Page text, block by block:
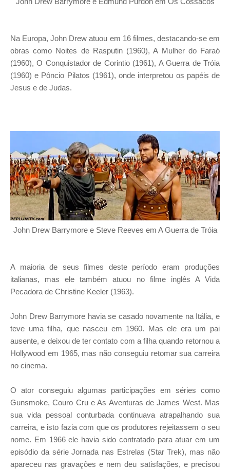
Na Europa, John Drew atuou em 16 filmes, destacando-se em
obras como Noites de Rasputin (1960), A Mulher do Faraó
(1960), O Conquistador de Corintio (1961), A Guerra de Tróia
(1960) e Pôncio Pilatos (1961), onde interpretou os papéis de
Jesus e de Judas.
John Drew Barrymore e Steve Reeves em A Guerra de Tróia
A maioria de seus filmes deste período eram produções
italianas, mas ele também atuou no filme inglês A Vida
Pecadora de Christine Keeler (1963).
John Drew Barrymore havia se casado novamente na Itália, e
teve uma filha, que nasceu em 1960. Mas ele era um pai
ausente, e deixou de ter contato com a filha quando retornou a
Hollywood em 1965, mas não conseguiu retomar sua carreira
no cinema.
O ator conseguiu algumas participações em séries como
Gunsmoke, Couro Cru e As Aventuras de James West. Mas
sua vida pessoal conturbada continuava atrapalhando sua
carreira, e isto fazia com que os produtores rejeitassem o seu
nome. Em 1966 ele havia sido contratado para atuar em um
episódio da série Jornada nas Estrelas (Star Trek), mas não
apareceu nas gravações e nem deu satisfações, e precisou